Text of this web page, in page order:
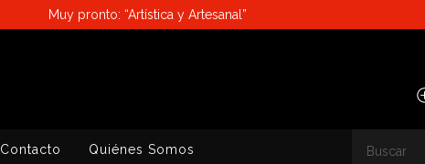
Muy pronto: “Artística y Artesanal”
Contacto Quiénes Somos